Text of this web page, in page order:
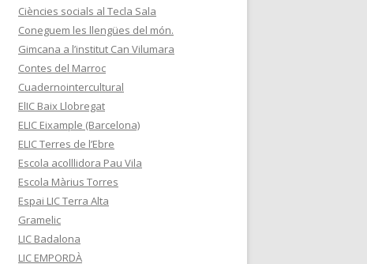
Ciències socials al Tecla Sala
Coneguem les llengües del món.
Gimcana a l’institut Can Vilumara
Contes del Marroc
Cuadernointercultural
ElIC Baix Llobregat
ELIC Eixample (Barcelona)
ELIC Terres de l’Ebre
Escola acolllidora Pau Vila
Escola Màrius Torres
Espai LIC Terra Alta
Gramelic
LIC Badalona
LIC EMPORDÀ